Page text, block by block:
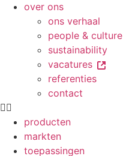
over ons
ons verhaal
people & culture
sustainability
vacatures
referenties
contact
producten
markten
toepassingen